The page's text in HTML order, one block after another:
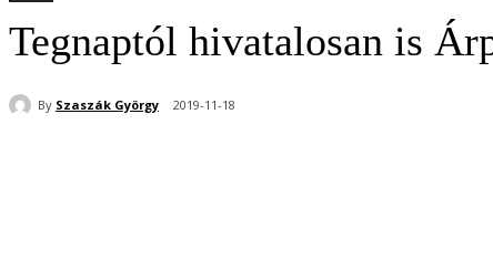
Tegnaptól hivatalosan is
By Szaszák György 2019-11-18